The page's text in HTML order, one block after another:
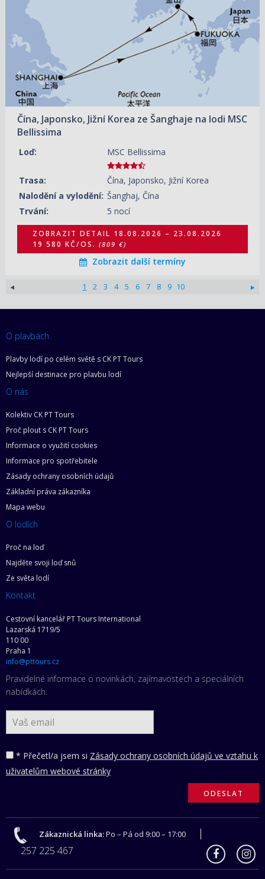
Čína, Japonsko, Jižní Korea ze Šanghaje na lodi MSC
Bellissima
Loď: MSC Bellissima
Trasa:
Čína, Japonsko, Jižní Korea
Nalodění a vylodění: Šanghaj, Čína
Trvání:
5 nocí
ZOBRAZIT DETAIL
25.09.2026 – 30.09.2026
19 820 KČ/OS.
(819 €)
ZOBRAZIT DETAIL
16.09.2027 – 21.09.2027
13 530 KČ/OS.
ZOBRAZIT DETAIL
25.09.2027 – 30.09.2027
14 010 KČ/OS.
(579 €)
ZOBRAZIT DETAIL 18.08.2026 – 23.08.2026
19 580 KČ/OS. (809 €)
Zobrazit další termíny
1 2 3 4 5 6 7 8 9 10
O plavbách
Plavby lodí po celém světě s CK PT Tours
Nejlepší destinace pro plavbu lodí
O nás
Kolektiv CK PT Tours
Proč plout s CK PT Tours
Informace o využití cookies
Informace pro spotřebitele
Zásady ochrany osobních údajů
Základní práva zákazníka
Mapa webu
O lodích
Proč na loď
Najděte svoji loď snů
Ze světa lodí
Kontakt
Cestovní kancelář PT Tours International
Lazarská 1719/5
110 00
Praha 1
info@pttours.cz
Pravidelné informace o novinkách, zajímavostech a speciálních
nabídkách.
* Přečetl/a jsem si Zásady ochrany osobních údajů ve vztahu k
uživatelům webové stránky
Zákaznická linka:Po – Pá od 9:00 – 17:00
257 225 467